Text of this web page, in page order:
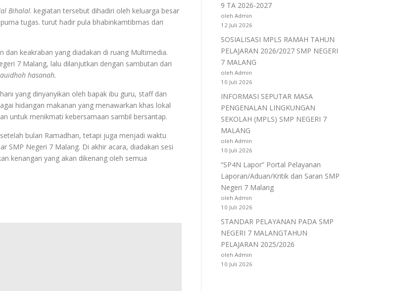
Bihalal. kegiatan tersebut dihadiri oleh keluarga besar
tugas. turut hadir pula bhabinkamtibmas dari
keakraban yang diadakan di ruang Multimedia.
7 Malang, lalu dilanjutkan dengan sambutan dari
hasanah.
yang dinyanyikan oleh bapak ibu guru, staff dan
hidangan makanan yang menawarkan khas lokal
untuk menikmati kebersamaan sambil bersantap.
bulan Ramadhan, tetapi juga menjadi waktu
SMP Negeri 7 Malang. Di akhir acara, diadakan sesi
kenangan yang akan dikenang oleh semua
9 TA 2026-2027
oleh Admin
12 Juli 2026
SOSIALISASI MPLS RAMAH TAHUN
PELAJARAN 2026/2027 SMP NEGERI
7 MALANG
oleh Admin
10 Juli 2026
INFORMASI SEPUTAR MASA
PENGENALAN LINGKUNGAN
SEKOLAH (MPLS) SMP NEGERI 7
MALANG
oleh Admin
10 Juli 2026
“SP4N Lapor” Portal Pelayanan
Laporan/Aduan/Kritik dan Saran SMP
Negeri 7 Malang
oleh Admin
10 Juli 2026
STANDAR PELAYANAN PADA SMP
NEGERI 7 MALANGTAHUN
PELAJARAN 2025/2026
oleh Admin
10 Juli 2026